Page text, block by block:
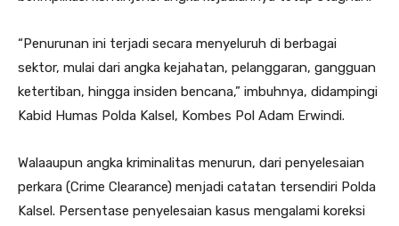
“Penurunan ini terjadi secara menyeluruh di berbagai
sektor, mulai dari angka kejahatan, pelanggaran, gangguan
ketertiban, hingga insiden bencana,” imbuhnya, didampingi
Kabid Humas Polda Kalsel, Kombes Pol Adam Erwindi.
Walaaupun angka kriminalitas menurun, dari penyelesaian
perkara (Crime Clearance) menjadi catatan tersendiri Polda
Kalsel. Persentase penyelesaian kasus mengalami koreksi